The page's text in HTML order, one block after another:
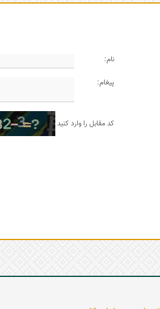
نام:
پیغام:
کد مقابل را وارد کنید